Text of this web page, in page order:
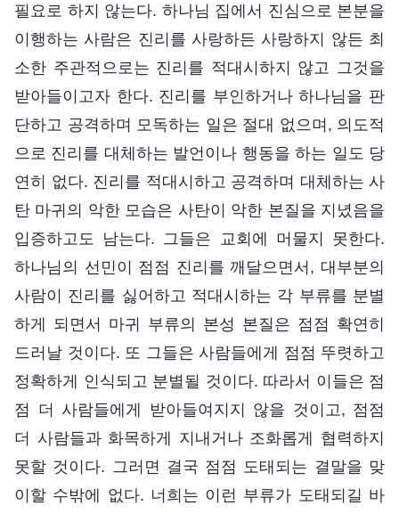
필요로 하지 않는다. 하나님 집에서 진심으로 본분을
이행하는 사람은 진리를 사랑하든 사랑하지 않든 최
소한 주관적으로는 진리를 적대시하지 않고 그것을
받아들이고자 한다. 진리를 부인하거나 하나님을 판
단하고 공격하며 모독하는 일은 절대 없으며, 의도적
으로 진리를 대체하는 발언이나 행동을 하는 일도 당
연히 없다. 진리를 적대시하고 공격하며 대체하는 사
탄 마귀의 악한 모습은 사탄이 악한 본질을 지녔음을
입증하고도 남는다. 그들은 교회에 머물지 못한다.
하나님의 선민이 점점 진리를 깨달으면서, 대부분의
사람이 진리를 싫어하고 적대시하는 각 부류를 분별
하게 되면서 마귀 부류의 본성 본질은 점점 확연히
드러날 것이다. 또 그들은 사람들에게 점점 뚜렷하고
정확하게 인식되고 분별될 것이다. 따라서 이들은 점
점 더 사람들에게 받아들여지지 않을 것이고, 점점
더 사람들과 화목하게 지내거나 조화롭게 협력하지
못할 것이다. 그러면 결국 점점 도태되는 결말을 맞
이할 수밖에 없다. 너희는 이런 부류가 도태되길 바